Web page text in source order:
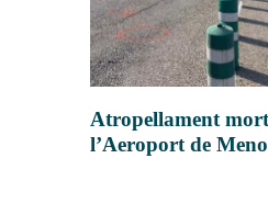
Atropellament
l’Aeroport de